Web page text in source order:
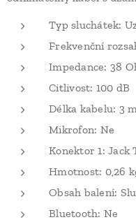
Typ sluchátek:
Frekvenční
Impedance: 38
Citlivost: 100 dB
Délka kabelu: 3
Mikrofon: Ne
Konektor 1: Jack
Hmotnost: 0,26
Obsah balení:
Bluetooth: Ne